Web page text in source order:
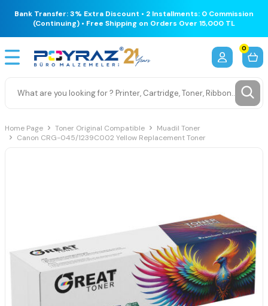
Bank Transfer: 3% Extra Discount • 2 Installments: 0 Commission
(Continuing) • Free Shipping on Orders Over 15,000 TL
0
Home Page Toner Original Compatible
Muadil Toner
Canon CRG-045/1239C002 Yellow Replacement Toner